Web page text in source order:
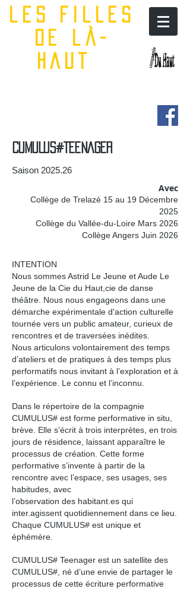
les filles
de là-
haut
CUMULUS#TEENAGER
Saison 2025.26
Avec
Collège de Trelazé 15 au 19 Décembre
2025
Collège du Vallée-du-Loire Mars 2026
Collège Angers Juin 2026
INTENTION
Nous sommes Astrid Le Jeune et Aude Le
Jeune de la Cie du Haut,cie de danse
théâtre. Nous nous engageons dans une
démarche expérimentale d'action culturelle
tournée vers un public amateur, curieux de
rencontres et de traversées inédites.
Nous articulons volontairement des temps
d’ateliers et de pratiques à des temps plus
performatifs nous invitant à l’exploration et à
l’expérience. Le connu et l’inconnu.
Dans le répertoire de la compagnie
CUMULUS# est forme performative in situ,
brève. Elle s’écrit à trois interprètes, en trois
jours de résidence, laissant apparaître le
processus de création. Cette forme
performative s’invente à partir de la
rencontre avec l’espace, ses usages, ses
habitudes, avec
l’observation des habitant.es qui
inter.agissent quotidiennement dans ce lieu.
Chaque CUMULUS# est unique et
éphémère.
CUMULUS# Teenager est un satellite des
CUMULUS#, né d’une envie de partager le
processus de cette écriture performative